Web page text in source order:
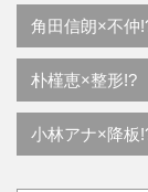
角田信朗×不仲
朴槿恵×整形!?
小林アナ×降板